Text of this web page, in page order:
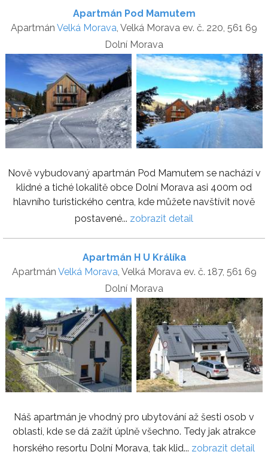
Apartmán Pod Mamutem
Apartmán Velká Morava, Velká Morava ev. č. 220, 561 69
Dolní Morava
Nově vybudovaný apartmán Pod Mamutem se nachází v
klidné a tiché lokalitě obce Dolní Morava asi 400m od
hlavního turistického centra, kde můžete navštívit nově
postavené... zobrazit detail
Apartmán H U Králíka
Apartmán Velká Morava, Velká Morava ev. č. 187, 561 69
Dolní Morava
Náš apartmán je vhodný pro ubytování až šesti osob v
oblasti, kde se dá zažít úplně všechno. Tedy jak atrakce
horského resortu Dolní Morava, tak klid... zobrazit detail